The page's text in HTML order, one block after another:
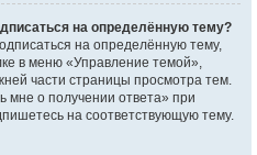
на определённую тему?
на определённую тему,
в меню «Управление темой»,
части страницы просмотра тем.
мне о получении ответа» при
на соответствующую тему.